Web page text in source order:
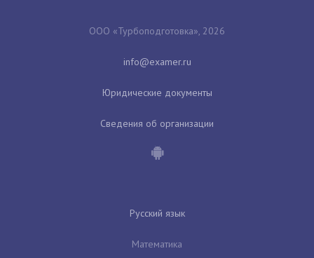
ООО «Турбоподготовка», 2026
Юридические документы
Сведения об организации
Русский язык
Математика